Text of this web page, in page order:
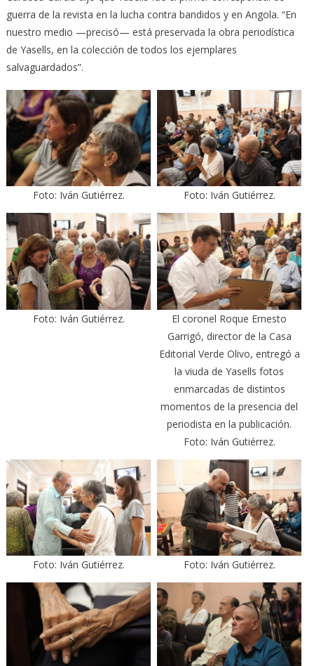
guerra de la revista en la lucha contra bandidos y en Angola. “En
nuestro medio —precisó— está preservada la obra periodística
de Yasells, en la colección de todos los ejemplares
salvaguardados”.
Foto: Iván Gutiérrez. Foto: Iván Gutiérrez.
Foto: Iván Gutiérrez.
El coronel Roque Ernesto
Garrigó, director de la Casa
Editorial Verde Olivo, entregó a
la viuda de Yasells fotos
enmarcadas de distintos
momentos de la presencia del
periodista en la publicación.
Foto: Iván Gutiérrez.
Foto: Iván Gutiérrez. Foto: Iván Gutiérrez.